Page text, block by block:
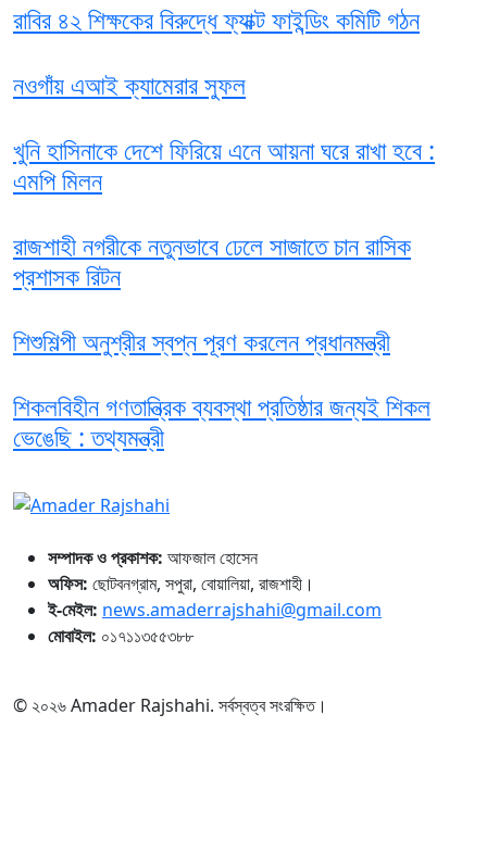
রাবির ৪২ শিক্ষকের বিরুদ্ধে ফ্যাক্ট ফাইন্ডিং কমিটি গঠন
নওগাঁয় এআই ক্যামেরার সুফল
খুনি হাসিনাকে দেশে ফিরিয়ে এনে আয়না ঘরে রাখা হবে :
এমপি মিলন
রাজশাহী নগরীকে নতুনভাবে ঢেলে সাজাতে চান রাসিক
প্রশাসক রিটন
শিশুশিল্পী অনুশ্রীর স্বপ্ন পূরণ করলেন প্রধানমন্ত্রী
শিকলবিহীন গণতান্ত্রিক ব্যবস্থা প্রতিষ্ঠার জন্যই শিকল
ভেঙেছি : তথ্যমন্ত্রী
সম্পাদক ও প্রকাশক: আফজাল হোসেন
অফিস: ছোটবনগ্রাম, সপুরা, বোয়ালিয়া, রাজশাহী।
ই-মেইল: news.amaderrajshahi@gmail.com
মোবাইল: ০১৭১১৩৫৫৩৮৮
© ২০২৬ Amader Rajshahi. সর্বস্বত্ব সংরক্ষিত।